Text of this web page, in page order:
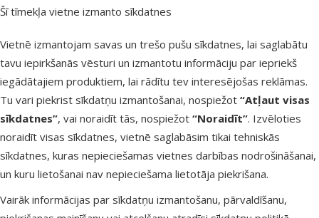
Šī tīmekļa vietne izmanto sīkdatnes
Vietnē izmantojam savas un trešo pušu sīkdatnes, lai saglabātu
tavu iepirkšanās vēsturi un izmantotu informāciju par iepriekš
iegādātajiem produktiem, lai rādītu tev interesējošas reklāmas.
Tu vari piekrist sīkdatņu izmantošanai, nospiežot “Atļaut visas
sīkdatnes”, vai noraidīt tās, nospiežot “Noraidīt”. Izvēloties
noraidīt visas sīkdatnes, vietnē saglabāsim tikai tehniskās
sīkdatnes, kuras nepieciešamas vietnes darbības nodrošināšanai,
un kuru lietošanai nav nepieciešama lietotāja piekrišana.
Vairāk informācijas par sīkdatņu izmantošanu, pārvaldīšanu,
110 g
Košļājams
Garduma veids
Cena
3,49 €
Cena
Pievienot
grozam